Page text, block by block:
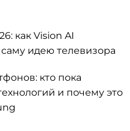
как Vision AI
идею телевизора
кто пока
и почему это